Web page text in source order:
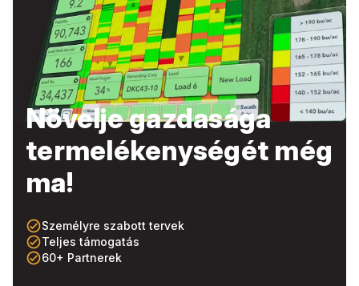
Növelje gazdasága
termelékenységét még
ma!
check_circle_outlineSzemélyre szabott tervek
check_circle_outlineTeljes támogatás
check_circle_outline60+ Partnerek